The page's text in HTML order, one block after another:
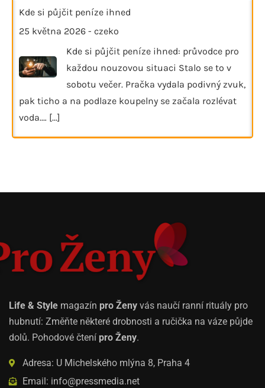
Kde si půjčit peníze ihned
25 května 2026 - czeko
Kde si půjčit peníze ihned: průvodce pro
každou nouzovou situaci Stalo se to v
sobotu večer. Pračka vydala podivný zvuk,
pak ticho a na podlaze koupelny se začala rozlévat
voda.… [...]
Life & Style magazín pro Ženy vás naučí ranní rituály pro
hubnutí: Změňte některé drobnosti a ručička na váze půjde
dolů. Pohodové čtení pro Ženy.
Adresa: U Michelského mlýna 8, Praha 4
Email: info@pressmedia.net